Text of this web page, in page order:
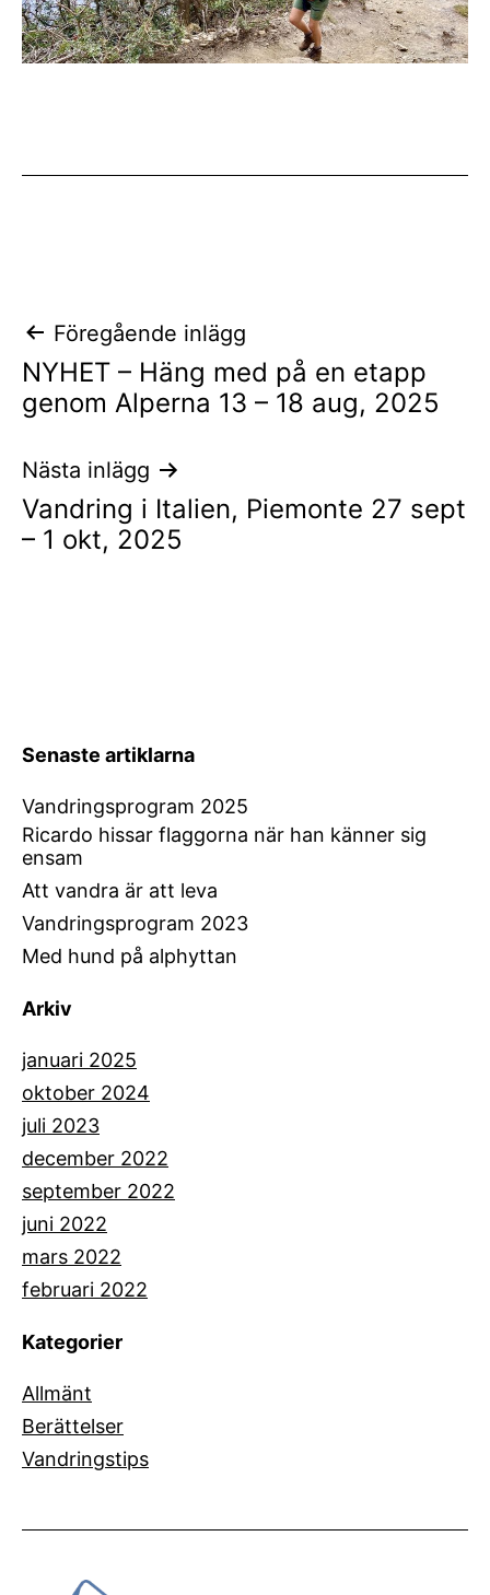
Inläggsnavigering
Föregående inlägg
NYHET – Häng med på en etapp
genom Alperna 13 – 18 aug, 2025
Nästa inlägg
Vandring i Italien, Piemonte 27 sept
– 1 okt, 2025
Senaste artiklarna
Vandringsprogram 2025
Ricardo hissar flaggorna när han känner sig
ensam
Att vandra är att leva
Vandringsprogram 2023
Med hund på alphyttan
Arkiv
januari 2025
oktober 2024
juli 2023
december 2022
september 2022
juni 2022
mars 2022
februari 2022
Kategorier
Allmänt
Berättelser
Vandringstips